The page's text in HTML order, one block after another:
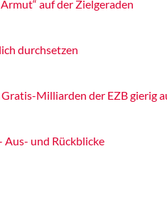
auf der Zielgeraden
durchsetzen
Milliarden der EZB gierig
Aus- und Rückblicke